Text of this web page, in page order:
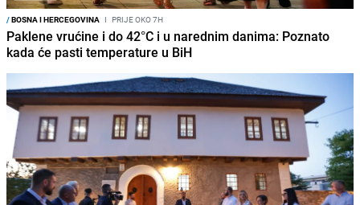
/BOSNA I HERCEGOVINA I PRIJE OKO 7H
Paklene vrućine i do 42°C i u narednim danima: Poznato
kada će pasti temperature u BiH